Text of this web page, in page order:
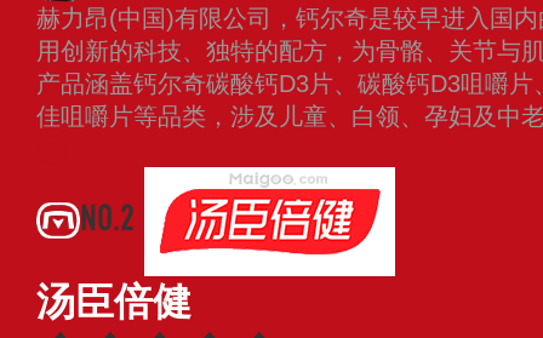
赫力昂(中国)有限公司，钙尔奇是较早进入国
用创新的科技、独特的配方，为骨骼、关节与
产品涵盖钙尔奇碳酸钙D3片、碳酸钙D3咀嚼
佳咀嚼片等品类，涉及儿童、白领、孕妇及中
NO.2
汤臣倍健